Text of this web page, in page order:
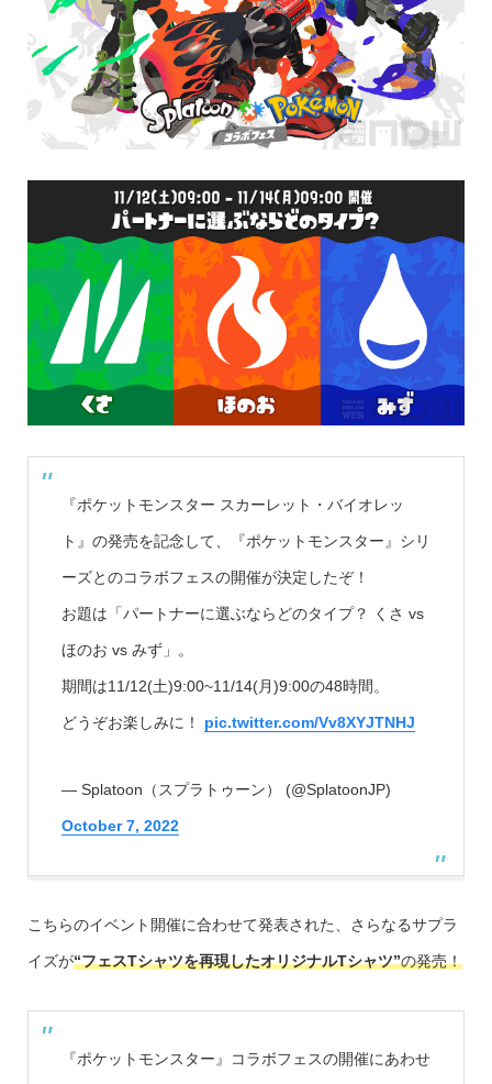
『ポケットモンスター スカーレット・バイオレッ
ト』の発売を記念して、『ポケットモンスター』シリ
ーズとのコラボフェスの開催が決定したぞ！
お題は「パートナーに選ぶならどのタイプ？ くさ vs
ほのお vs みず」。
期間は11/12(土)9:00~11/14(月)9:00の48時間。
どうぞお楽しみに！ pic.twitter.com/Vv8XYJTNHJ
— Splatoon（スプラトゥーン） (@SplatoonJP)
October 7, 2022
こちらのイベント開催に合わせて発表された、さらなるサプラ
イズが“フェスTシャツを再現したオリジナルTシャツ”の発売！
『ポケットモンスター』コラボフェスの開催にあわせ